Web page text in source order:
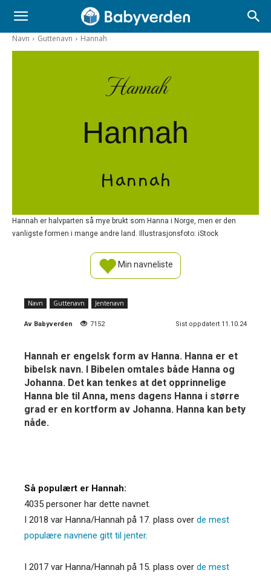
Navn Guttenavn Hannah
Hannah
Hannah
Hannah
Hannah er halvparten så mye brukt som Hanna i Norge, men er den
vanligste formen i mange andre land. Illustrasjonsfoto: iStock
Min navneliste
Navn Guttenavn Jentenavn
Av Babyverden 7152 Sist oppdatert 11.10.24
Hannah er engelsk form av Hanna. Hanna er et
bibelsk navn. I Bibelen omtales både Hanna og
Johanna. Det kan tenkes at det opprinnelige
Hanna ble til Anna, mens dagens Hanna i større
grad er en kortform av Johanna. Hanna kan bety
nåde.
Så populært er Hannah:
4035 personer har dette navnet.
I 2018 var Hanna/Hannah på 17. plass over de mest
populære navnene gitt til jenter.
I 2017 var Hanna/Hannah på 15. plass over de mest